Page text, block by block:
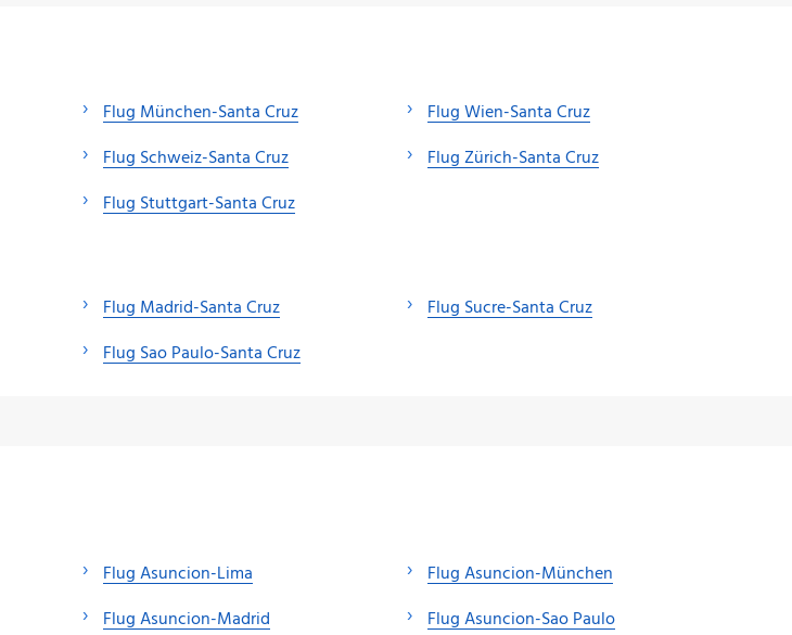
Flug München-Santa Cruz
Flug Schweiz-Santa Cruz
Flug Stuttgart-Santa Cruz
Flug Wien-Santa Cruz
Flug Zürich-Santa Cruz
Flug Madrid-Santa Cruz
Flug Sao Paulo-Santa Cruz
Flug Sucre-Santa Cruz
Flug Asuncion-Lima
Flug Asuncion-Madrid
Flug Asuncion-München
Flug Asuncion-Sao Paulo